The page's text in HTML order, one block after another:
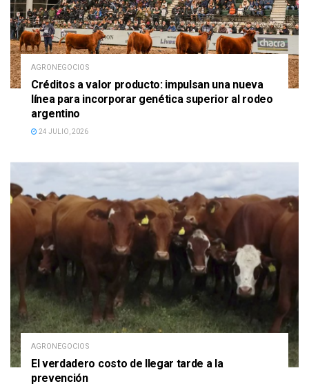
AGRONEGOCIOS
Créditos a valor producto: impulsan una nueva
línea para incorporar genética superior al rodeo
argentino
24 JULIO, 2026
AGRONEGOCIOS
El verdadero costo de llegar tarde a la
prevención